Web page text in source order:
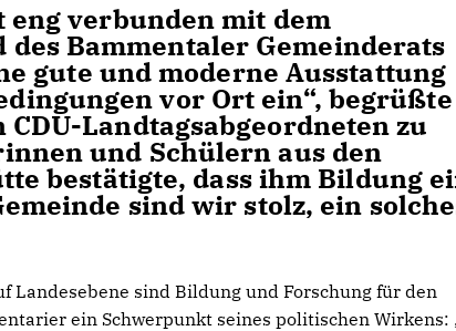
eng verbunden mit dem
Bammentaler Gemeinderats
gute und moderne Ausstattung
vor Ort ein“, begrüßte
Landtagsabgeordneten zu
und Schülern aus den
bestätigte, dass ihm Bildung
sind wir stolz, ein
Landesebene sind Bildung und Forschung für den
ein Schwerpunkt seines politischen Wirkens: